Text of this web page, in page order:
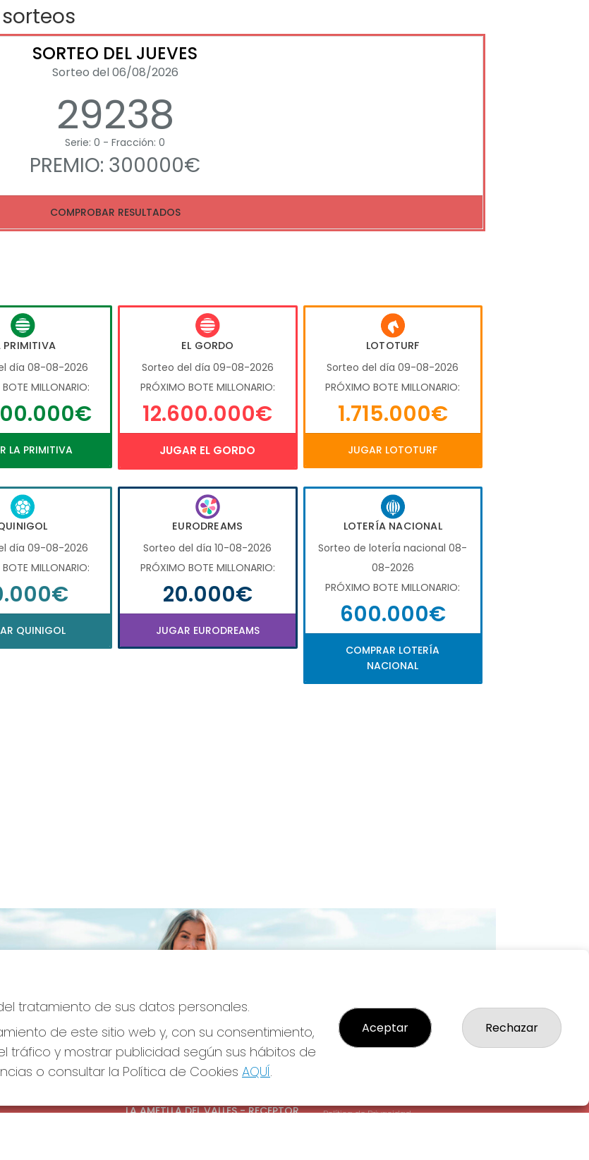
SORTEO DEL JUEVES
Sorteo del 06/08/2026
29238
Serie: 0 - Fracción: 0
PREMIO: 300000€
COMPROBAR RESULTADOS
PRIMITIVA
día 08-08-2026
MILLONARIO:
LA PRIMITIVA
EL GORDO
Sorteo del día 09-08-2026
PRÓXIMO BOTE MILLONARIO:
12.600.000€
JUGAR EL GORDO
LOTOTURF
Sorteo del día 09-08-2026
PRÓXIMO BOTE MILLONARIO:
1.715.000€
JUGAR LOTOTURF
día 09-08-2026
MILLONARIO:
QUINIGOL
EURODREAMS
Sorteo del día 10-08-2026
PRÓXIMO BOTE MILLONARIO:
20.000€
JUGAR EURODREAMS
LOTERÍA NACIONAL
Sorteo de loterÍa nacional 08-
08-2026
PRÓXIMO BOTE MILLONARIO:
600.000€
COMPRAR LOTERÍA
NACIONAL
CONTACTO
LA AMETLLA DEL VALLES - RECEPTOR
Política de Privacidad
tratamiento de sus datos personales.
de este sitio web y, con su consentimiento,
tráfico y mostrar publicidad según sus hábitos de
o consultar la Política de Cookies AQUÍ.
Aceptar Rechazar